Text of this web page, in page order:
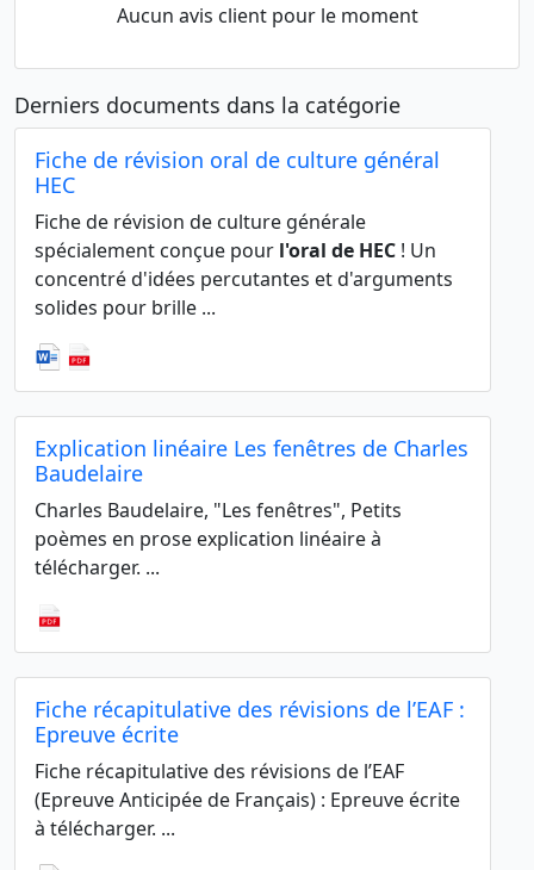
Aucun avis client pour le moment
Derniers documents dans la catégorie
Fiche de révision oral de culture général
HEC
Fiche de révision de culture générale
spécialement conçue pour l'oral de HEC ! Un
concentré d'idées percutantes et d'arguments
solides pour brille ...
Explication linéaire Les fenêtres de Charles
Baudelaire
Charles Baudelaire, "Les fenêtres", Petits
poèmes en prose explication linéaire à
télécharger. ...
Fiche récapitulative des révisions de l’EAF :
Epreuve écrite
Fiche récapitulative des révisions de l’EAF
(Epreuve Anticipée de Français) : Epreuve écrite
à télécharger. ...